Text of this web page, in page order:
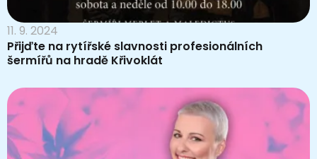
11. 9. 2024
Přijďte na rytířské slavnosti profesionálních
šermířů na hradě Křivoklát